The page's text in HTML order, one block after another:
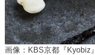
画像：KBS京都『Kyobiz』